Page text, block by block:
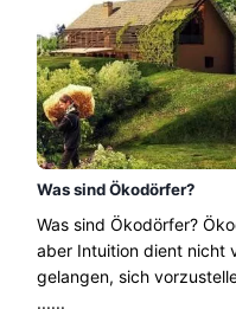
Was sind Ökodörfer?
Was sind Ökodörfer?
aber Intuition dient nicht
gelangen, sich
......